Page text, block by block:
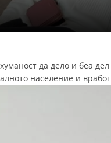
да дело и беа
население и